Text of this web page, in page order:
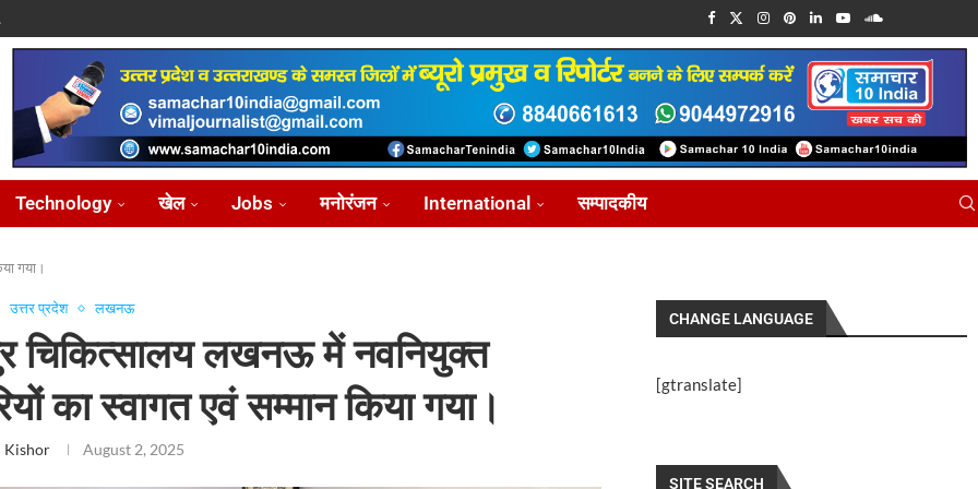
Technology खेल Jobs मनोरंजन International सम्पादकीय
गया।
उत्तर प्रदेश लखनऊ
चिकित्सालय लखनऊ में नवनियुक्त
का स्वागत एवं सम्मान किया गया।
Kishor August 2, 2025
CHANGE LANGUAGE
[gtranslate]
SITE SEARCH